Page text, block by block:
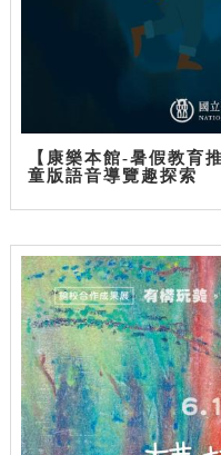
【康樂本館-暑假教育
童版語音導覽趣探索